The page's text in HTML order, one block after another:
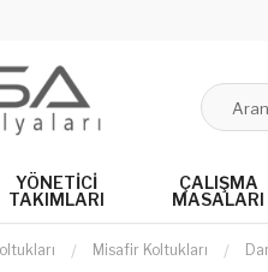
YÖNETICI
TAKIMLARI
ÇALIŞMA
MASALARI
Misafir Koltukları